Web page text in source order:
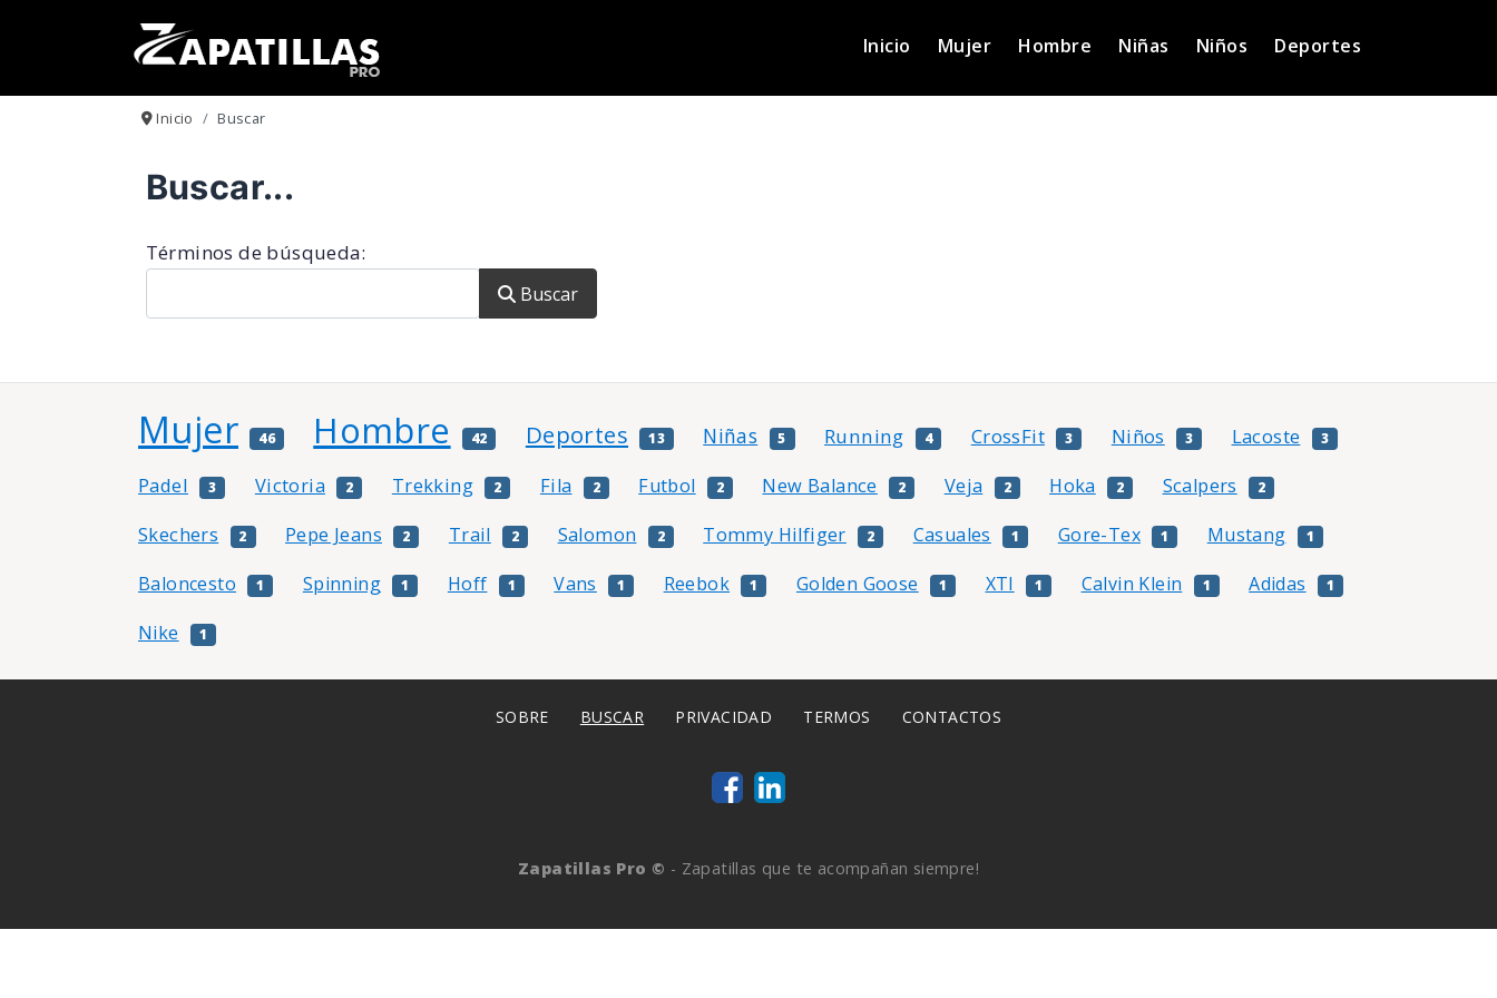
Inicio Mujer Hombre Niñas Niños Deportes
Inicio Buscar
Buscar...
Formulario de búsqueda
Términos de búsqueda:
Buscar
Mujer 46 Hombre 42 Deportes 13 Niñas 5 Running 4 CrossFit 3 Niños 3 Lacoste 3
Padel 3 Victoria 2 Trekking 2 Fila 2 Futbol 2 New Balance 2 Veja 2 Hoka 2 Scalpers 2
Skechers 2 Pepe Jeans 2 Trail 2 Salomon 2 Tommy Hilfiger 2 Casuales 1 Gore-Tex 1 Mustang 1
Baloncesto 1 Spinning 1 Hoff 1 Vans 1 Reebok 1 Golden Goose 1 XTI 1 Calvin Klein 1 Adidas 1
Nike 1
SOBRE BUSCAR PRIVACIDAD TERMOS CONTACTOS
Zapatillas Pro © - Zapatillas que te acompañan siempre!